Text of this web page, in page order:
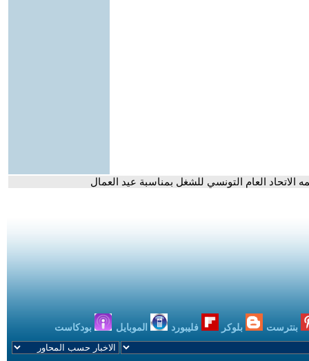
العام التونسي للشغل بمناسبة عيد العمال
بنترست بلوكر فليبورد الموبايل بودكاست